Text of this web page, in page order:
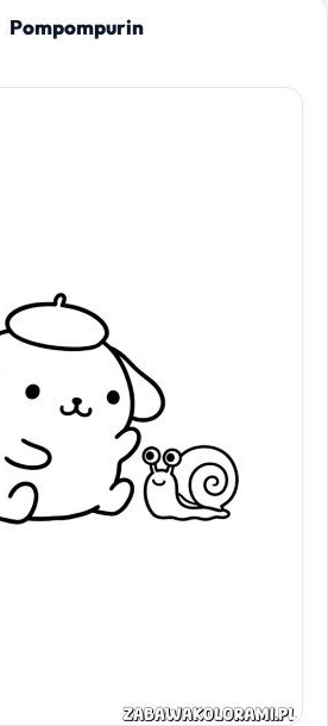
Pompompurin